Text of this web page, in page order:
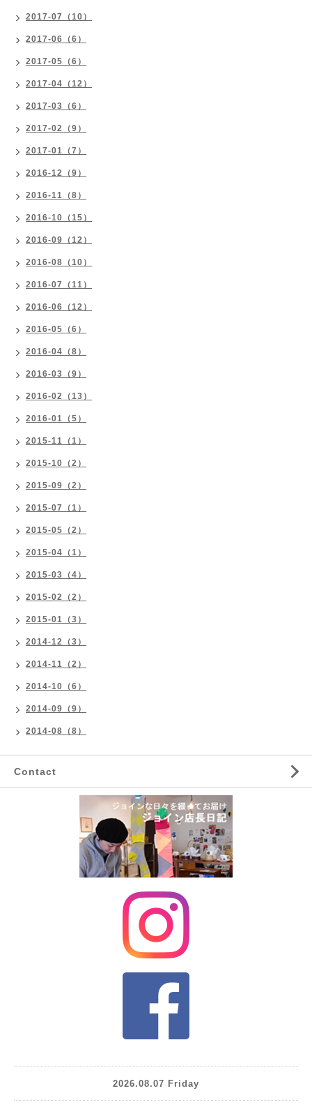
2017-07（10）
2017-06（6）
2017-05（6）
2017-04（12）
2017-03（6）
2017-02（9）
2017-01（7）
2016-12（9）
2016-11（8）
2016-10（15）
2016-09（12）
2016-08（10）
2016-07（11）
2016-06（12）
2016-05（6）
2016-04（8）
2016-03（9）
2016-02（13）
2016-01（5）
2015-11（1）
2015-10（2）
2015-09（2）
2015-07（1）
2015-05（2）
2015-04（1）
2015-03（4）
2015-02（2）
2015-01（3）
2014-12（3）
2014-11（2）
2014-10（6）
2014-09（9）
2014-08（8）
Contact
2026.08.07 Friday